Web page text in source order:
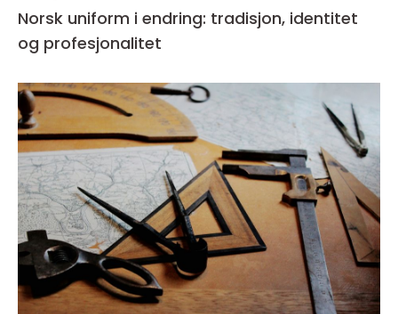
Norsk uniform i endring: tradisjon, identitet
og profesjonalitet